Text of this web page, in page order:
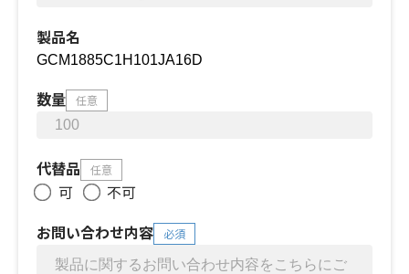
製品名
数量 任意
代替品 任意
可
不可
お問い合わせ内容
必須